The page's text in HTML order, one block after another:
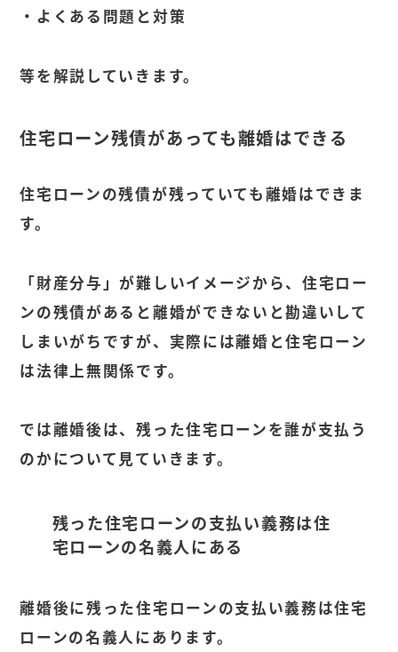
・よくある問題と対策
等を解説していきます。
住宅ローン残債があっても離婚はできる
住宅ローンの残債が残っていても離婚はできま
す。
「財産分与」が難しいイメージから、住宅ロー
ンの残債があると離婚ができないと勘違いして
しまいがちですが、実際には離婚と住宅ローン
は法律上無関係です。
では離婚後は、残った住宅ローンを誰が支払う
のかについて見ていきます。
残った住宅ローンの支払い義務は住
宅ローンの名義人にある
離婚後に残った住宅ローンの支払い義務は住宅
ローンの名義人にあります。